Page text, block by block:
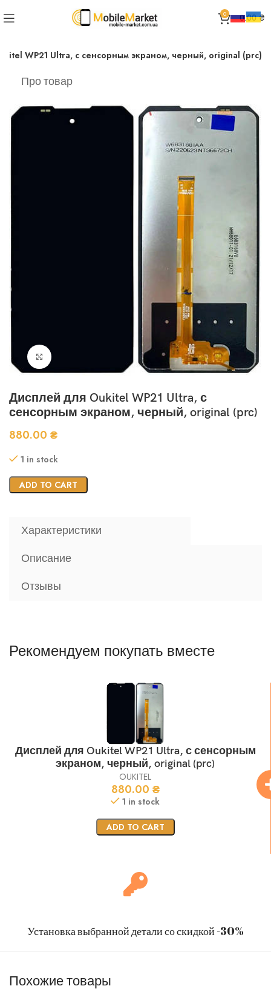
0 0.00₴
WP21 Ultra, с сенсорным экраном, черный, original (prc)
Про товар
Нажмите, чтобы увеличить
Дисплей для Oukitel WP21 Ultra, с
сенсорным экраном, черный, original (prc)
880.00 ₴
1 in stock
ADD TO CART
Характеристики
Описание
Отзывы
Рекомендуем покупать вместе
Дисплей для Oukitel WP21 Ultra, с сенсорным
экраном, черный, original (prc)
OUKITEL
880.00 ₴
1 in stock
ADD TO CART
Установка выбранной детали со скидкой -30%
Похожие товары